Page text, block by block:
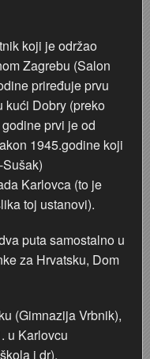
Karlovačka tiskara
1981/1982
kolekcionar, novinar i
koji je održao
Zagrebu (Salon
priređuje prvu
kući Dobry (preko
prvi je od
1945.godine koji
Karlovca (to je
toj ustanovi).
puta samostalno u
za Hrvatsku, Dom
(Gimnazija Vrbnik),
u Karlovcu
i dr).